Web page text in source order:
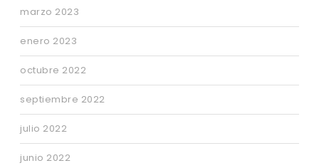
marzo 2023
enero 2023
octubre 2022
septiembre 2022
julio 2022
junio 2022